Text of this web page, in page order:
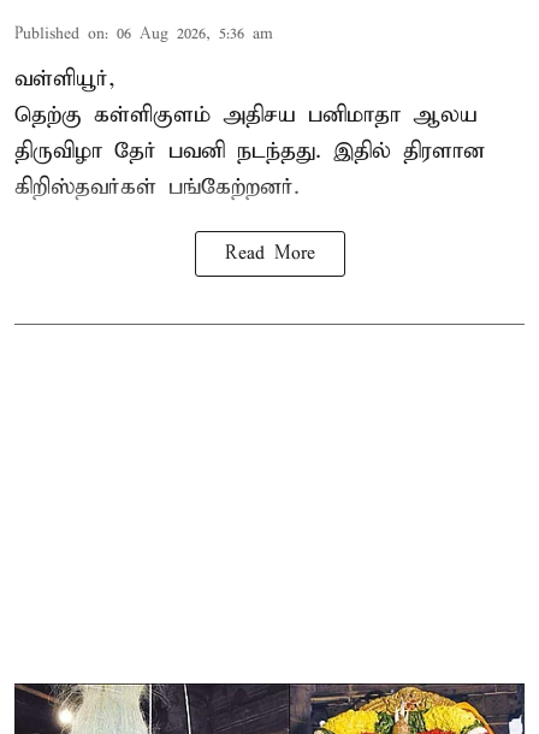
Published on: 06 Aug 2026, 5:36 am
வள்ளியூர்,
தெற்கு கள்ளிகுளம் அதிசய பனிமாதா ஆலய
திருவிழா தேர் பவனி நடந்தது. இதில் திரளான
கிறிஸ்தவர்கள் பங்கேற்றனர்.
Read More